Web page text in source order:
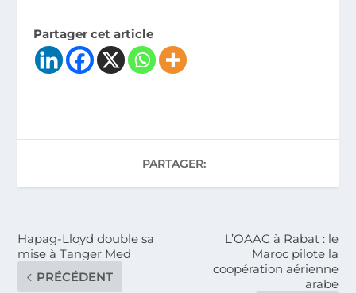
Partager cet article
PARTAGER:
Hapag-Lloyd double sa
mise à Tanger Med
PRÉCÉDENT
L’OAAC à Rabat : le
Maroc pilote la
coopération aérienne
arabe